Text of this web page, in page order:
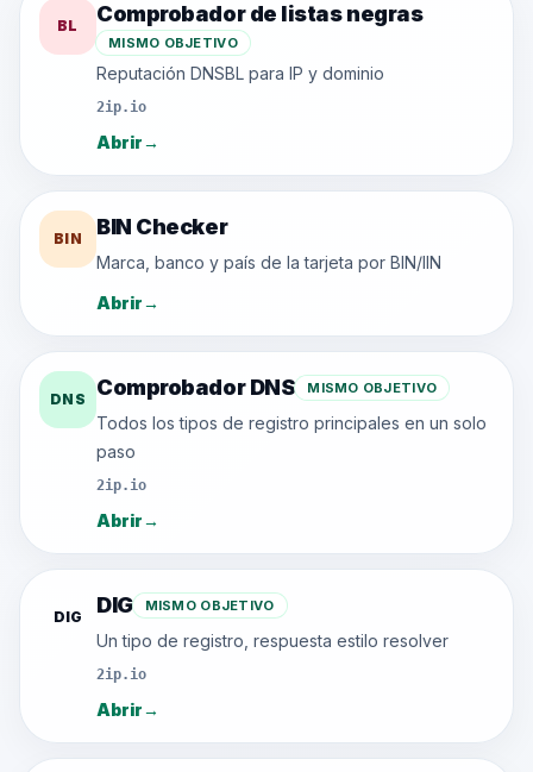
BL Comprobador de listas negras
MISMO OBJETIVO
Reputación DNSBL para IP y dominio
2ip.io
Abrir→
BIN BIN Checker
Marca, banco y país de la tarjeta por BIN/IIN
Abrir→
DNS Comprobador DNS MISMO OBJETIVO
Todos los tipos de registro principales en un solo
paso
2ip.io
Abrir→
DIG DIG MISMO OBJETIVO
Un tipo de registro, respuesta estilo resolver
2ip.io
Abrir→